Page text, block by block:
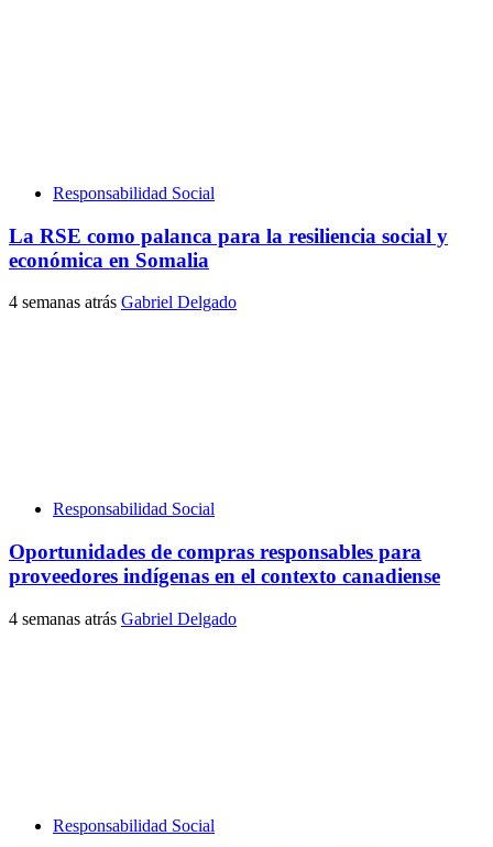
Responsabilidad Social
La RSE como palanca para la resiliencia social y
económica en Somalia
4 semanas atrás Gabriel Delgado
Responsabilidad Social
Oportunidades de compras responsables para
proveedores indígenas en el contexto canadiense
4 semanas atrás Gabriel Delgado
Responsabilidad Social